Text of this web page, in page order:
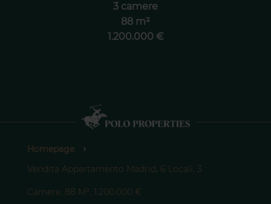
3 camere
88 m²
1.200.000 €
Homepage
Vendita Appartamento Madrid, 6 Locali, 3
Camere, 88 M², 1.200.000 €